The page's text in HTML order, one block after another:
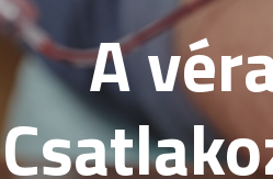
A